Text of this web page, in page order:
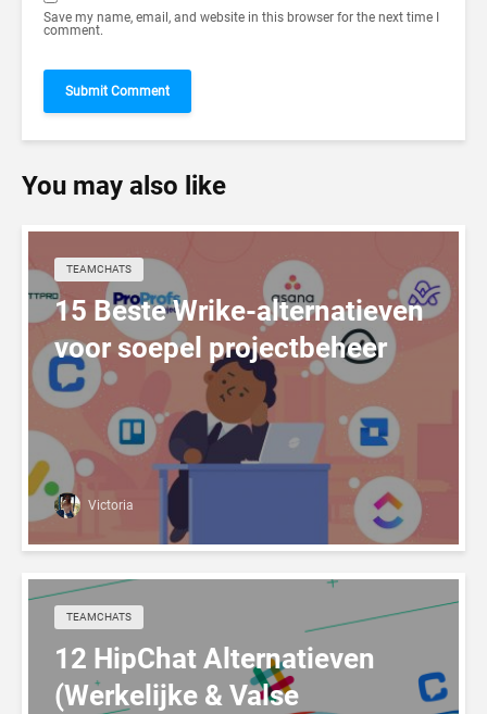
Save my name, email, and website in this browser for the next time I
comment.
You may also like
TEAMCHATS
15 Beste Wrike-alternatieven
voor soepel projectbeheer
Victoria
TEAMCHATS
12 HipChat Alternatieven
(Werkelijke & Valse